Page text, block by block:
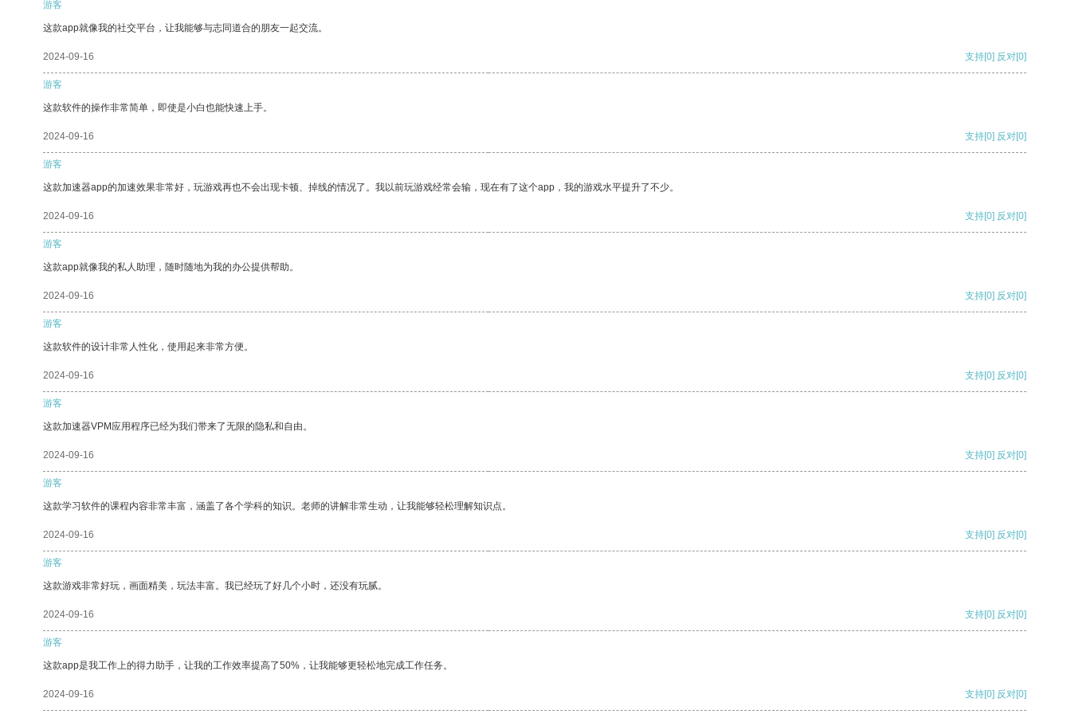
游客
这款app就像我的社交平台，让我能够与志同道合的朋友一起交流。
2024-09-16 支持[0] 反对[0]
游客
这款软件的操作非常简单，即使是小白也能快速上手。
2024-09-16 支持[0] 反对[0]
游客
这款加速器app的加速效果非常好，玩游戏再也不会出现卡顿、掉线的情况了。我以前玩游戏经常会输，现在有了这个app，我的游戏水平提升了不少。
2024-09-16 支持[0] 反对[0]
游客
这款app就像我的私人助理，随时随地为我的办公提供帮助。
2024-09-16 支持[0] 反对[0]
游客
这款软件的设计非常人性化，使用起来非常方便。
2024-09-16 支持[0] 反对[0]
游客
这款加速器VPM应用程序已经为我们带来了无限的隐私和自由。
2024-09-16 支持[0] 反对[0]
游客
这款学习软件的课程内容非常丰富，涵盖了各个学科的知识。老师的讲解非常生动，让我能够轻松理解知识点。
2024-09-16 支持[0] 反对[0]
游客
这款游戏非常好玩，画面精美，玩法丰富。我已经玩了好几个小时，还没有玩腻。
2024-09-16 支持[0] 反对[0]
游客
这款app是我工作上的得力助手，让我的工作效率提高了50%，让我能够更轻松地完成工作任务。
2024-09-16 支持[0] 反对[0]